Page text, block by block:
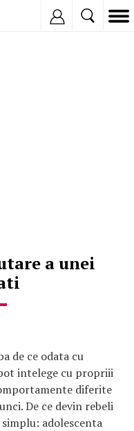
a unei
de ce odata cu
intelege cu propriii
diferite
De ce devin rebeli
adolescenta